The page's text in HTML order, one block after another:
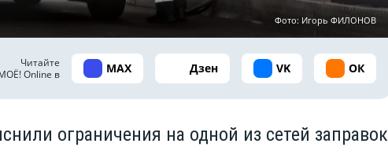
Фото: Игорь ФИЛОНОВ
Читайте
Online в
MAX Дзен VK ОК
ограничения на одной из сетей заправок